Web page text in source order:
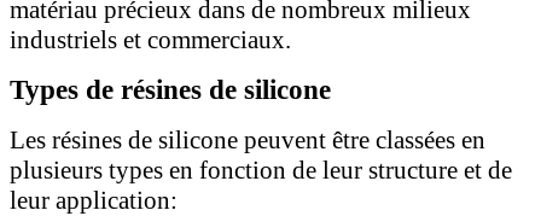
matériau précieux dans de nombreux milieux
industriels et commerciaux.
Types de résines de silicone
Les résines de silicone peuvent être classées en
plusieurs types en fonction de leur structure et de
leur application: